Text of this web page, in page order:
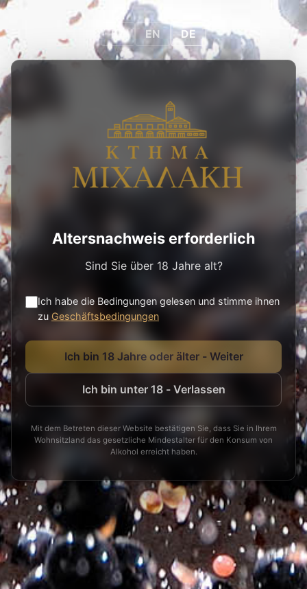
0
vin-de-crete
PRODUKT SUCHE
ALLE
Products tagged “vin-de-crete”
VIN DE CRETE WHITE
€
VIN DE CRETE ROSE
€5.55
EL EN DE
Altersnachweis erforderlich
Sind Sie über 18 Jahre alt?
Ich habe die Bedingungen gelesen und stimme ihnen
zu Geschäftsbedingungen
Ich bin 18 Jahre oder älter - Weiter
Ich bin unter 18 - Verlassen
Mit dem Betreten dieser Website bestätigen Sie, dass Sie in Ihrem
Wohnsitzland das gesetzliche Mindestalter für den Konsum von
Alkohol erreicht haben.